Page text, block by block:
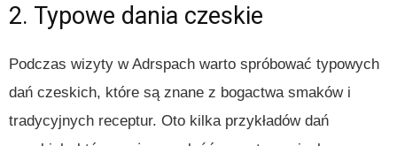
2. Typowe dania czeskie
Podczas wizyty w Adrspach warto spróbować typowych
dań czeskich, które są znane z bogactwa smaków i
tradycyjnych receptur. Oto kilka przykładów dań